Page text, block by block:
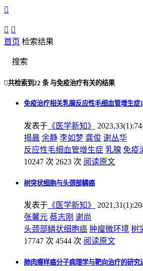

 
首页 检索结果
搜索
共检索到 22 条与免疫治疗有关的结果
免疫治疗相关乳腺反应性毛细血管增生症
发表于 《医学新知》
揭晨 余静 李如梦 龚俊 谢丛华
反应性毛细血管增生症 乳腺 免疫
10247 次 2623 次 阅读原文
树突状细胞与头颈部鳞癌
发表于 《医学新知》
张馨元 蔡志刚 谢尚
头颈部鳞状细胞癌 肿瘤微环境 树
17747 次 4544 次 阅读原文
肺肉瘤样癌分子病理学与靶向治疗的研究